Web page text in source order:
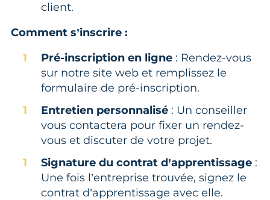
client.
Comment s’inscrire :
Pré-inscription en ligne : Rendez-vous
sur notre site web et remplissez le
formulaire de pré-inscription.
Entretien personnalisé : Un conseiller
vous contactera pour fixer un rendez-
vous et discuter de votre projet.
Signature du contrat d’apprentissage :
Une fois l’entreprise trouvée, signez le
contrat d’apprentissage avec elle.